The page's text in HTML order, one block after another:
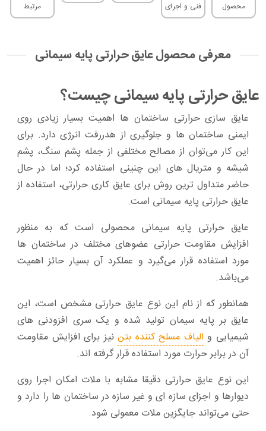
محصول
فنی و اجرای
مرتبط
معرفی محصول عایق حرارتی پایه سیمانی
عایق حرارتی پایه سیمانی چیست؟
عایق سازی حرارتی ساختمان ها اهمیت بسیار زیادی روی
ایمنی ساختمان ها و جلوگیری از هدررفت انرژی دارد. برای
این کار می‌توان از مصالح مختلفی از جمله پشم سنگ، پشم
شیشه و متریال های این چنینی استفاده کرد؛ اما در حال
حاضر متداول ترین روش برای عایق کاری حرارتی، استفاده از
عایق حرارتی پایه سیمانی است.
عایق حرارتی پایه سیمانی محصولی است که به منظور
افزایش مقاومت حرارتی عضوهای مختلف در ساختمان ها
مورد استفاده قرار می‌گیرد و عملکرد آن بسیار حائز اهمیت
می‌باشد.
همانطور که از نام این نوع عایق حرارتی مشخص است، این
عایق بر پایه سیمان تولید شده و یک سری افزودنی های
شیمیایی و الیاف مسلح کننده بتننیز برای افزایش مقاومت
آن در برابر حرارت مورد استفاده قرار گرفته اند.
این نوع عایق حرارتی دقیقا مشابه با ملات امکان اجرا روی
دیوارها و اجزای سازه ای و غیر سازه در ساختمان ها را دارد و
حتی می‌تواند جایگزین ملات معمولی شود.